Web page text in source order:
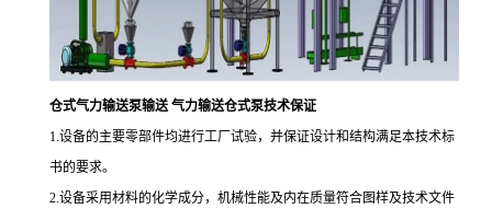
仓式气力输送泵输送 气力输送仓式泵技术保证
1.设备的主要零部件均进行工厂试验，并保证设计和结构满足本技术标
书的要求。
2.设备采用材料的化学成分，机械性能及内在质量符合图样及技术文件